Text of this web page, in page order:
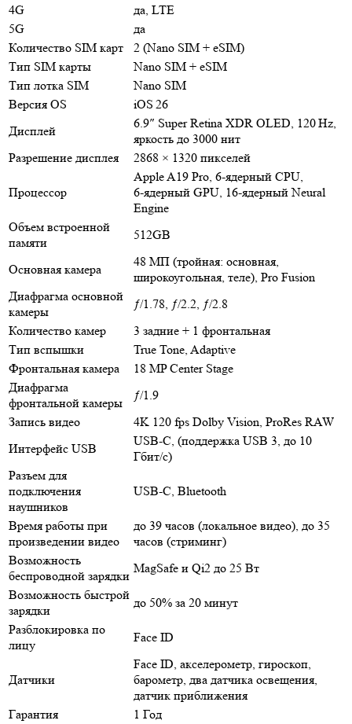
4G
да, LTE
5G
да
Количество SIM карт
2 (Nano SIM + eSIM)
Тип SIM карты
Nano SIM + eSIM
Тип лотка SIM
Nano SIM
Версия OS
iOS 26
Дисплей
6.9″ Super Retina XDR OLED, 120 Hz,
яркость до 3000 нит
Разрешение дисплея
2868 × 1320 пикселей
Процессор
Apple A19 Pro, 6‑ядерный CPU,
6‑ядерный GPU, 16‑ядерный Neural
Engine
Объем встроенной
памяти
512GB
Основная камера
48 МП (тройная: основная,
широкоугольная, теле), Pro Fusion
Диафрагма основной
камеры
ƒ/1.78, ƒ/2.2, ƒ/2.8
Количество камер
3 задние + 1 фронтальная
Тип вспышки
True Tone, Adaptive
Фронтальная камера
18 MP Center Stage
Диафрагма
фронтальной камеры
ƒ/1.9
Запись видео
4K 120 fps Dolby Vision, ProRes RAW
Интерфейс USB
USB‑C, (поддержка USB 3, до 10
Гбит/с)
Разъем для
подключения
наушников
USB-C, Bluetooth
Время работы при
произведении видео
до 39 часов (локальное видео), до 35
часов (стриминг)
Возможность
беспроводной зарядки
MagSafe и Qi2 до 25 Вт
Возможность быстрой
зарядки
до 50% за 20 минут
Разблокировка по
лицу
Face ID
Датчики
Face ID, акселерометр, гироскоп,
барометр, два датчика освещения,
датчик приближения
Гарантия
1 Год